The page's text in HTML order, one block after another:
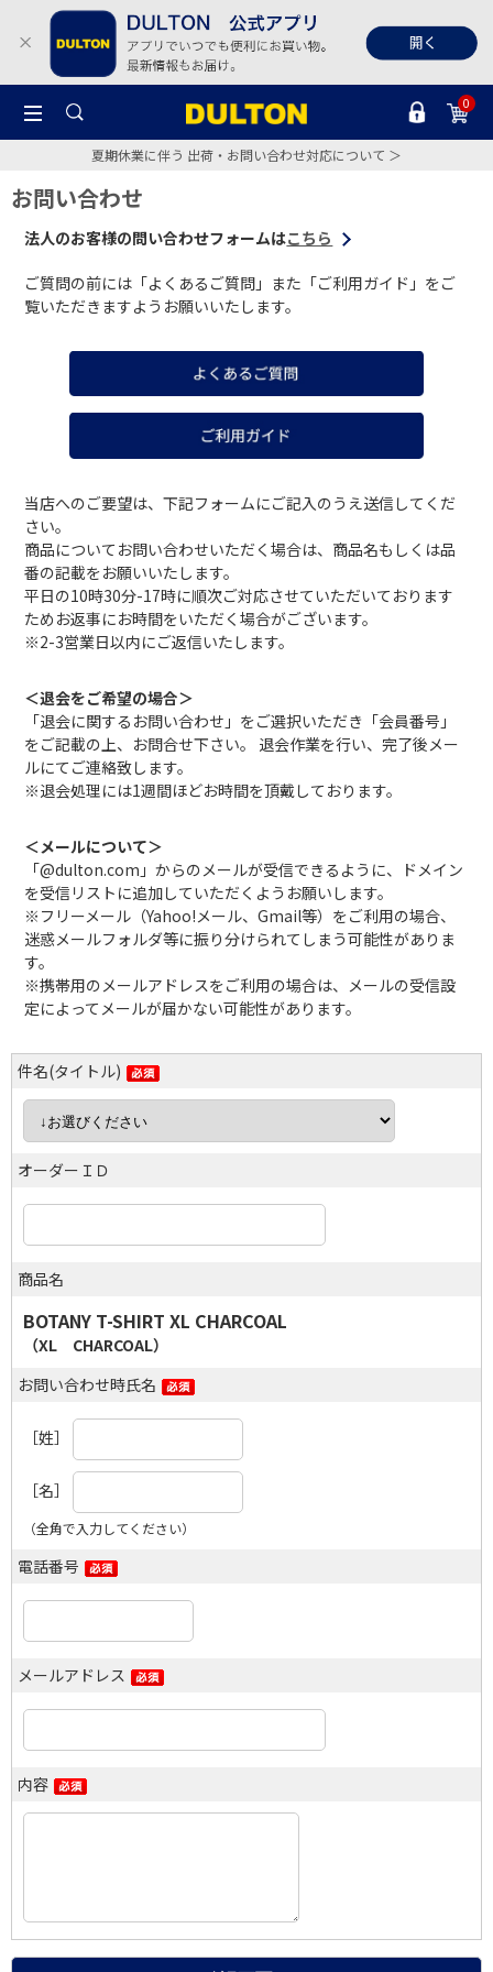
0
夏期休業に伴う 出荷・お問い合わせ対応について ＞
お問い合わせ
法人のお客様の問い合わせフォームはこちら
ご質問の前には「よくあるご質問」また「ご利用ガイド」をご
覧いただきますようお願いいたします。
当店へのご要望は、下記フォームにご記入のうえ送信してくだ
さい。
商品についてお問い合わせいただく場合は、商品名もしくは品
番の記載をお願いいたします。
平日の10時30分-17時に順次ご対応させていただいております
ためお返事にお時間をいただく場合がございます。
※2-3営業日以内にご返信いたします。
＜退会をご希望の場合＞
「退会に関するお問い合わせ」をご選択いただき「会員番号」
をご記載の上、お問合せ下さい。 退会作業を行い、完了後メー
ルにてご連絡致します。
※退会処理には1週間ほどお時間を頂戴しております。
＜メールについて＞
「@dulton.com」からのメールが受信できるように、ドメイン
を受信リストに追加していただくようお願いします。
※フリーメール（Yahoo!メール、Gmail等）をご利用の場合、
迷惑メールフォルダ等に振り分けられてしまう可能性がありま
す。
※携帯用のメールアドレスをご利用の場合は、メールの受信設
定によってメールが届かない可能性があります。
件名(タイトル)
オーダーＩＤ
商品名
BOTANY T-SHIRT XL CHARCOAL
（XL CHARCOAL）
お問い合わせ時氏名
［姓］
［名］
（全角で入力してください）
電話番号
メールアドレス
内容